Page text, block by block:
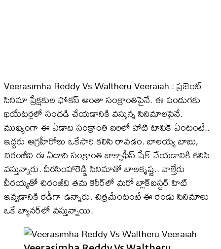
Veerasimha Reddy Vs Waltheru Veeraiah : ప్రజెంట్
సినిమా ప్రేక్షకుల ఫోకస్ అంతా సంక్రాంతిపైనే. ఈ పండుగకు
థియేటర్లలో సందడి చేయడానికి వస్తున్న సినిమాలపైనే.
ముఖ్యంగా ఈ ఏడాది సంక్రాంతి బరిలో హాట్ టాపిక్ ఏంటంటే..
ఇద్దరు అగ్రహీరోలు ఒకేసారి కలిసి రావడం. బాలయ్య బాబు,
చిరంజీవి ఈ ఏడాది సంక్రాంతి బాక్సాఫీస్ షేక్ చేయడానికి కలిసి
వస్తున్నారు. వీరసింహారెడ్డి సినిమాతో బాలకృష్ణ.. వాల్తేరు
వీరయ్యతో చిరంజీవి తమ కెరీర్​లో మరో బ్లాక్​బస్టర్ హిట్
ఇవ్వడానికి రెడీగా ఉన్నారు. చిత్రమేంటంటే ఈ రెండు సినిమాలు
ఒకే బ్యానర్​లో వస్తున్నాయి.